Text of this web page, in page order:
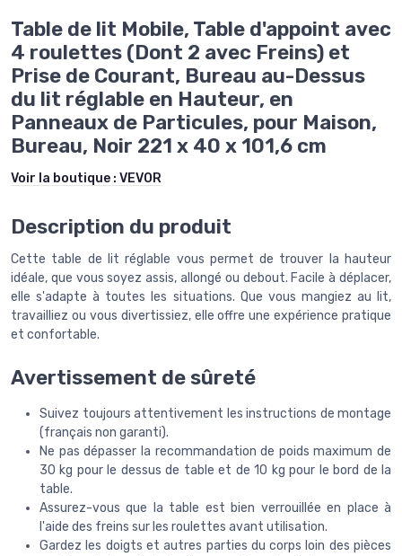
Table de lit Mobile, Table d'appoint avec
4 roulettes (Dont 2 avec Freins) et
Prise de Courant, Bureau au-Dessus
du lit réglable en Hauteur, en
Panneaux de Particules, pour Maison,
Bureau, Noir 221 x 40 x 101,6 cm
Voir la boutique : VEVOR
Description du produit
Cette table de lit réglable vous permet de trouver la hauteur
idéale, que vous soyez assis, allongé ou debout. Facile à déplacer,
elle s'adapte à toutes les situations. Que vous mangiez au lit,
travailliez ou vous divertissiez, elle offre une expérience pratique
et confortable.
Avertissement de sûreté
Suivez toujours attentivement les instructions de montage
(français non garanti).
Ne pas dépasser la recommandation de poids maximum de
30 kg pour le dessus de table et de 10 kg pour le bord de la
table.
Assurez-vous que la table est bien verrouillée en place à
l'aide des freins sur les roulettes avant utilisation.
Gardez les doigts et autres parties du corps loin des pièces